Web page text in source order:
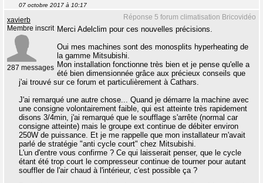
07 octobre 2017 à 10:17
Réponse 5 forum climatisation Bricovidéo
xavierb
Membre inscrit
287 messages
Merci Adelclim pour ces nouvelles précisions.
Oui mes machines sont des monosplits hyperheating de
la gamme Mitsubishi.
Mon installation fonctionne très bien et je pense qu'elle a
été bien dimensionnée grâce aux précieux conseils que
j'ai trouvé sur ce forum et particulièrement à Cathars.
J'ai remarqué une autre chose... Quand je démarre la machine avec
une consigne volontairement faible, qui est atteinte très rapidement
disons 3/4min, j'ai remarqué que le soufflage s'arrête (normal car
consigne atteinte) mais le groupe ext continue de débiter environ
250W de puissance. Et je me rappelle que mon installateur m'avait
parlé de stratégie "anti cycle court" chez Mitsubishi.
L'un d'entre vous confirme ? Ce qui laisserait penser, que le cycle
étant été trop court le compresseur continue de tourner pour autant
souffler de l'air chaud à l'intérieur, c'est possible ça ?